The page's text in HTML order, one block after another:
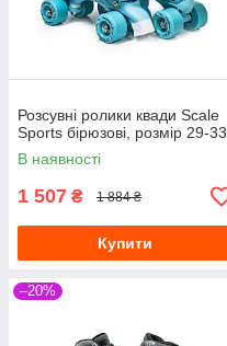
Розсувні ролики квади Scale
Sports бірюзові, розмір 29-33
В наявності
1 507 ₴ 1 884 ₴
Купити
–20%